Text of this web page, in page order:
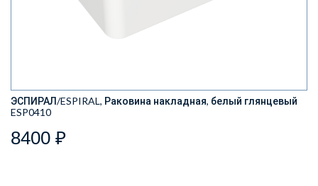
ЭСПИРАЛ/ESPIRAL, Раковина накладная, белый глянцевый
ESP0410
8400 ₽